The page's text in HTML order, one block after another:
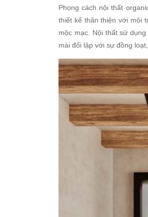
Phong cách nội thất
thiết kế thân thiện với môi
mộc mạc. Nội thất sử
mái đối lập với sự đồng